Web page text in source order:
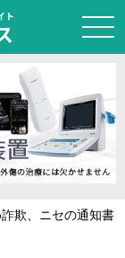
ト
欺、ニセの通知書